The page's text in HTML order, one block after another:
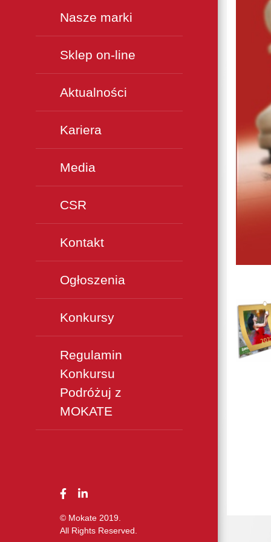
Nasze marki
Sklep on-line
Aktualności
Kariera
Media
CSR
Kontakt
Ogłoszenia
Konkursy
Regulamin
Konkursu
Podróżuj z
MOKATE
© Mokate 2019.
All Rights Reserved.